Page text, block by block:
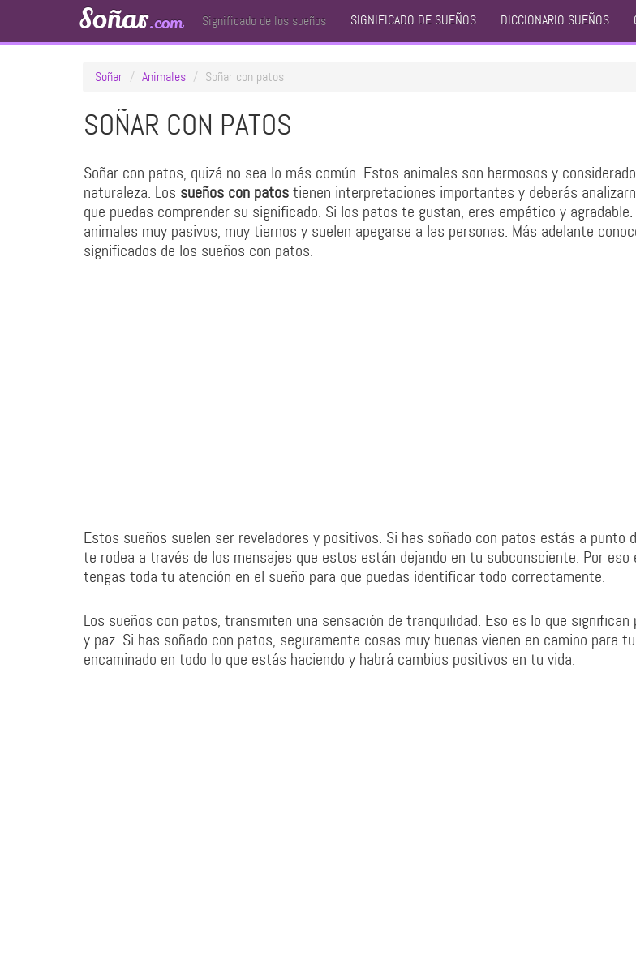
Soñar.com Significado de los sueños SIGNIFICADO DE SUEÑOS DICCIONARIO SUEÑOS
Soñar Animales Soñar con patos
SOÑAR CON PATOS
Soñar con patos, quizá no sea lo más común. Estos animales son hermosos y
naturaleza. Los sueños con patostienen interpretaciones importantes y deberás
que puedas comprender su significado. Si los patos te gustan, eres empático y
animales muy pasivos, muy tiernos y suelen apegarse a las personas. Más adelante
significados de los sueños con patos.
Estos sueños suelen ser reveladores y positivos. Si has soñado con patos estás a punto
te rodea a través de los mensajes que estos están dejando en tu subconsciente. Por
tengas toda tu atención en el sueño para que puedas identificar todo correctamente.
Los sueños con patos, transmiten una sensación de tranquilidad. Eso es lo que significan
y paz. Si has soñado con patos, seguramente cosas muy buenas vienen en camino para
encaminado en todo lo que estás haciendo y habrá cambios positivos en tu vida.